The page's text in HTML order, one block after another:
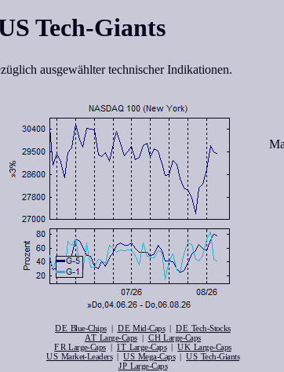
Tech-Giants
ausgewählter technischer Indikationen.
DE Blue-Chips| DE Mid-Caps| DE Tech-Stocks
AT Large-Caps| CH Large-Caps
FR Large-Caps| IT Large-Caps|UK Large-Caps
US Market-Leaders|US Mega-Caps|US Tech-Giants
JP Large-Caps